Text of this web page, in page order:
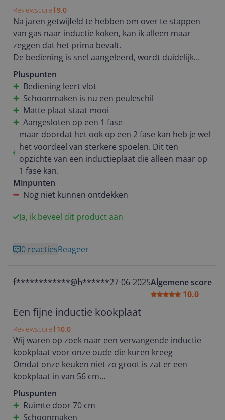
Reviewscore 9.0
Na jaren getwijfeld te hebben om over te stappen
van gas naar inductie koken, kan ik alleen maar
zeggen dat het prima bevalt.
De bediening is snel aangeleerd, wordt duidelijk
uitgelegd. Het is even uitzoeken hoe hoog/ laag je de
zone zet. Het water kookt vrij snel mbv de booster
stand. Schoonmaken is nu zo gemakkelijk. Ik heb
een matte plaat gekocht, staat mooi en je ziet er
minder op dan een gladde glasplaat.
Op advies van de winkel eigenaar gekozen voor dit
model, hij kan op een 1 of 2 fase aangesloten
worden. Zelf geïnstalleerd op een 1 fase, gaat prima
en hierdoor geen aanpassingen in de meterkast
hoeven doen.
Pluspunten
Bediening leert vlot
Schoonmaken is nu een peuleschil
Matte plaat staat mooi
Aangesloten op een 1 fase
maar doordat het ook op een 2 fase kan heb je wel
het voordeel van sterkere spoelen. Dit ten
opzichte van een inductieplaat die alleen maar op
1 fase kan.
Minpunten
Nog niet kunnen ontdekken
Ja, ik beveel dit product aan
0 reactiesReageer
f************@h******27-06-2025Algemene score
10.0
Een fijne inductie kookplaat
Reviewscore 10.0
Wij waren op zoek naar een vervangende inductie
kookplaat voor onze oude die kuren kreeg
Omdat onze keuken niet zo groot is zat er een
kookplaat in van 56 cm
Wij wilden toch graag meer ruimte op de kookplaat
zonder dat we hoefden te " breken"
Na grondig zoeken binnen ons budget kwamen we
Pluspunten
Ruimte door 70 cm
Schoonmaken